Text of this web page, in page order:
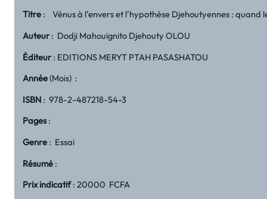
Titre : Vénus à l’envers et l’hypothèse Djehoutyennes :
Auteur: Dodji Mahouignito Djehouty OLOU
Éditeur: EDITIONS MERYT PTAH PASASHATOU
Année(Mois) :
ISBN : 978-2-487218-54-3
Pages:
Genre : Essai
Résumé :
Prix indicatif: 20000 FCFA